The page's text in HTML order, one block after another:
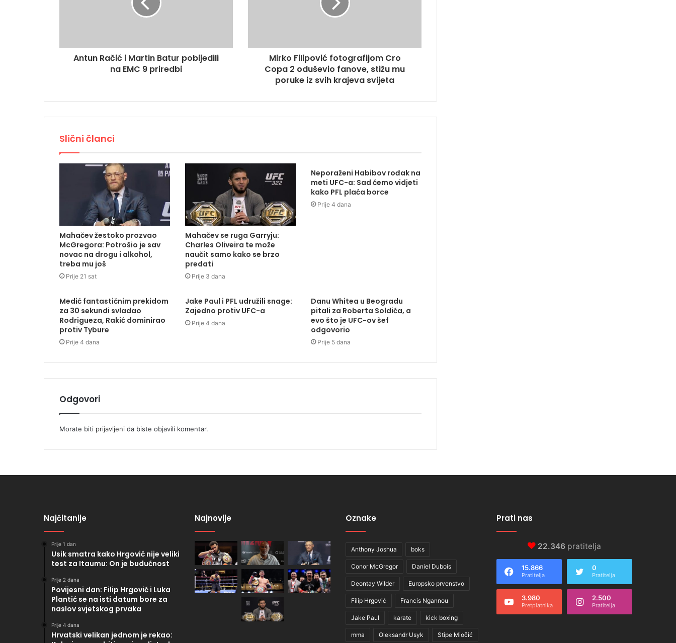
Antun Račić i Martin Batur pobijedili
na EMC 9 priredbi
Mirko Filipović fotografijom Cro
Copa 2 oduševio fanove, stižu mu
poruke iz svih krajeva svijeta
Slični članci
Mahačev žestoko prozvao
McGregora: Potrošio je sav
novac na drogu i alkohol,
treba mu još
Prije 21 sat
Mahačev se ruga Garryju:
Charles Oliveira te može
naučit samo kako se brzo
predati
Prije 3 dana
Neporaženi Habibov rođak na
meti UFC-a: Sad ćemo vidjeti
kako PFL plaća borce
Prije 4 dana
Medić fantastičnim prekidom
za 30 sekundi svladao
Rodrigueza, Rakić dominirao
protiv Tybure
Prije 4 dana
Jake Paul i PFL udružili snage:
Zajedno protiv UFC-a
Prije 4 dana
Danu Whitea u Beogradu
pitali za Roberta Soldića, a
evo što je UFC-ov šef
odgovorio
Prije 5 dana
Odgovori
Morate biti prijavljeni da biste objavili komentar.
Najčitanije
Prije 1 dan
Usik smatra kako Hrgović nije veliki
test za Itaumu: On je budućnost
Prije 2 dana
Povijesni dan: Filip Hrgović i Luka
Plantić se na isti datum bore za
naslov svjetskog prvaka
Prije 4 dana
Hrvatski velikan jednom je rekao:
Najnovije Oznake
Anthony Joshua boks
Conor McGregor Daniel Dubois
Deontay Wilder Europsko prvenstvo
Filip Hrgović Francis Ngannou
Jake Paul karate kick boxing
mma Oleksandr Usyk Stipe Miočić
Prati nas
22.346 pratitelja
15.866
Pratitelja
0
Pratitelja
3.980
Pretplatnika
2.500
Pratitelja